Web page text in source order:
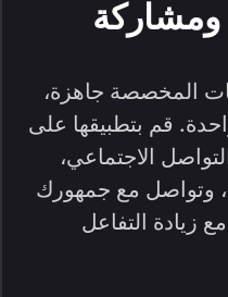
المخصصة جاهزة،
قم بتطبيقها على
الاجتماعي،
وتواصل مع جمهورك